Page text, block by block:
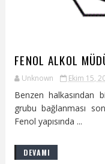
FENOL ALKOL
Unknown Ekim 15,
Benzen halkasından
grubu bağlanması
Fenol yapısında ...
DEVAMI